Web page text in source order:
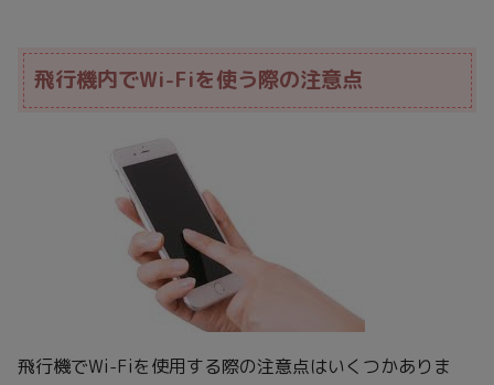
飛行機内でWi-Fiを使う際の注意点
飛行機でWi-Fiを使用する際の注意点はいくつかありま